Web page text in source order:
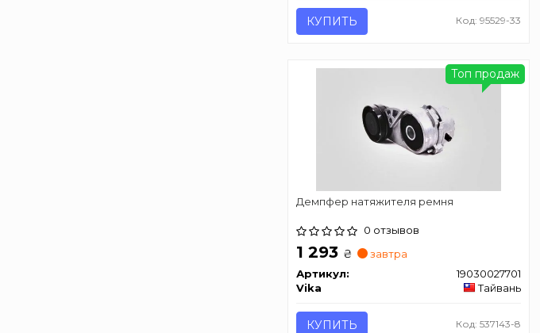
КУПИТЬ Код: 95529-33
Демпфер натяжителя ремня
0 отзывов
1 293 ₴
завтра
Артикул:
19030027701
Vika
Тайвань
КУПИТЬ Код: 537143-8
Топ продаж